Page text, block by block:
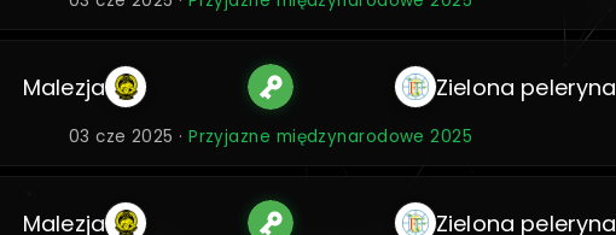
Malezja Zielona peleryna
03 cze 2025 ·Przyjazne międzynarodowe 2025
Malezja Zielona peleryna